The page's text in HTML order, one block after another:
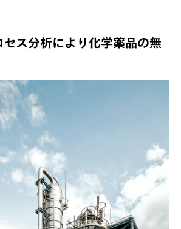
セス分析により化学薬品の無